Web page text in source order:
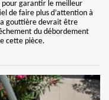
pour garantir le meilleur
de faire plus d’attention à
gouttière devrait être
du débordement
cette pièce.